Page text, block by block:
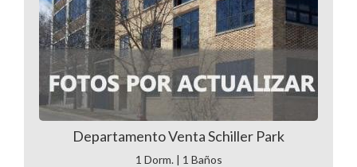
Departamento Venta Schiller Park
1 Dorm. | 1 Baños